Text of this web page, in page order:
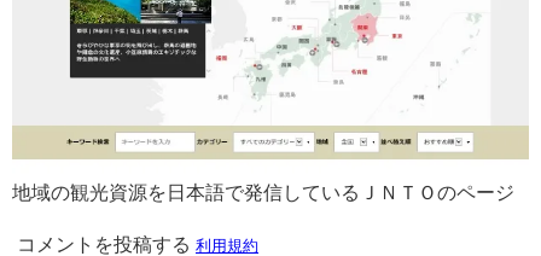
地域の観光資源を日本語で発信しているＪＮＴＯのページ